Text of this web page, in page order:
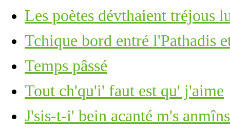
Les poètes dévthaient tréjous
Tchique bord entré l'Pathadis
Temps pâssé
Tout ch'qu'i' faut est qu' j'aime
J'sis-t-i' bein acanté m's anmîns